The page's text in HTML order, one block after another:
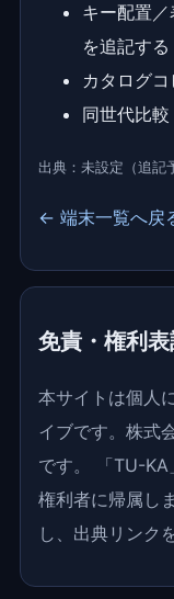
キー配置
を追記する
カタログ
同世代比
出典：未設定（追記
← 端末一覧へ戻
免責・権利
本サイトは個人
イブです。株式
です。 「TU-KA
権利者に帰属し
し、出典リンク